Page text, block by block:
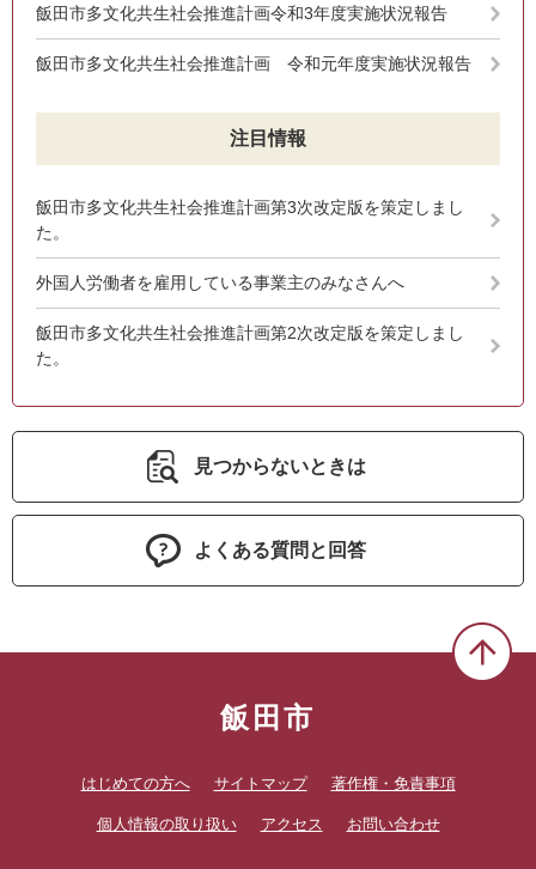
飯田市多文化共生社会推進計画令和3年度実施状況報告
飯田市多文化共生社会推進計画 令和元年度実施状況報告
注目情報
飯田市多文化共生社会推進計画第3次改定版を策定しまし
た。
外国人労働者を雇用している事業主のみなさんへ
飯田市多文化共生社会推進計画第2次改定版を策定しまし
た。
見つからないときは
よくある質問と回答
飯田市
はじめての方へ サイトマップ 著作権・免責事項
個人情報の取り扱い アクセス お問い合わせ